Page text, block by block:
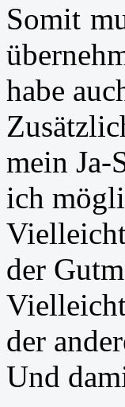
Somit
habe
mein Ja-
ich
der
der
Und